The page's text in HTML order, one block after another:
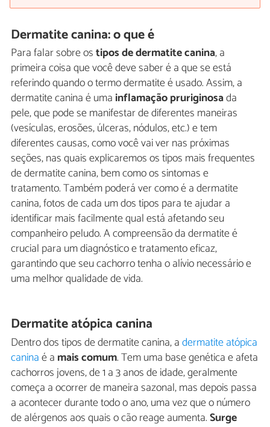
Dermatite canina: o que é
Para falar sobre ostipos de dermatite canina, a
primeira coisa que você deve saber é a que se está
referindo quando o termo dermatite é usado. Assim, a
dermatite canina é uma inflamação pruriginosada
pele, que pode se manifestar de diferentes maneiras
(vesículas, erosões, úlceras, nódulos, etc.) e tem
diferentes causas, como você vai ver nas próximas
seções, nas quais explicaremos os tipos mais frequentes
de dermatite canina, bem como os sintomas e
tratamento. Também poderá ver como é a dermatite
canina, fotos de cada um dos tipos para te ajudar a
identificar mais facilmente qual está afetando seu
companheiro peludo. A compreensão da dermatite é
crucial para um diagnóstico e tratamento eficaz,
garantindo que seu cachorro tenha o alívio necessário e
uma melhor qualidade de vida.
Dermatite atópica canina
Dentro dos tipos de dermatite canina, adermatite atópica
caninaé a mais comum. Tem uma base genética e afeta
cachorros jovens, de 1 a 3 anos de idade, geralmente
começa a ocorrer de maneira sazonal, mas depois passa
a acontecer durante todo o ano, uma vez que o número
de alérgenos aos quais o cão reage aumenta.Surge